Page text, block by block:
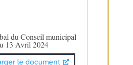
du Conseil municipal
13 Avril 2024
le document